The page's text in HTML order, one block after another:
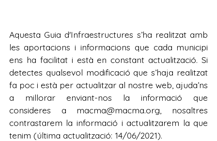
Aquesta Guia d'Infraestructures s’ha realitzat amb
les aportacions i informacions que cada municipi
ens ha facilitat i està en constant actualització. Si
detectes qualsevol modificació que s’haja realitzat
fa poc i està per actualitzar al nostre web, ajuda’ns
a millorar enviant-nos la informació que
consideres a macma@macma.org, nosaltres
contrastarem la informació i actualitzarem la que
tenim (última actualització: 14/06/2021).